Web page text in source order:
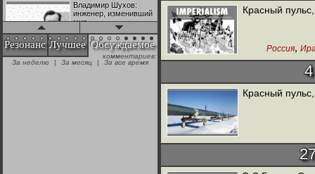
Владимир Шухов:
инженер, изменивший
мир
"Аркадий Коц" на
эгалите-фесте "Не
Резонанс Лучшее Обсуждаемое
комментариев:
За неделю
| За месяц | За все время
Красный
Россия,
Красный